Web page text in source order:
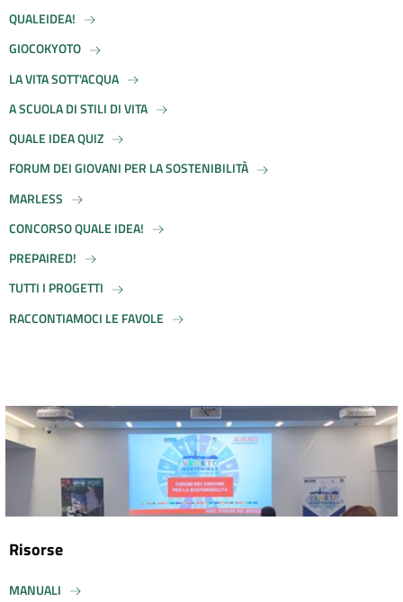
QUALEIDEA!
GIOCOKYOTO
LA VITA SOTT'ACQUA
A SCUOLA DI STILI DI VITA
QUALE IDEA QUIZ
FORUM DEI GIOVANI PER LA SOSTENIBILITÀ
MARLESS
CONCORSO QUALE IDEA!
PREPAIRED!
TUTTI I PROGETTI
RACCONTIAMOCI LE FAVOLE
Risorse
MANUALI